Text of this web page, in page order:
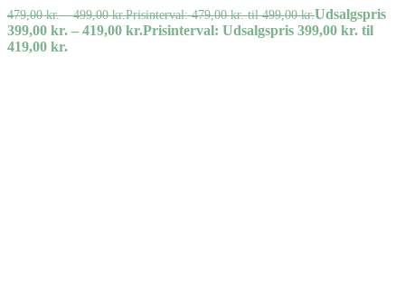
479,00kr. – 499,00kr.Prisinterval: 479,00 kr. til 499,00 kr.Udsalgspris
399,00 kr. – 419,00 kr.Prisinterval: Udsalgspris 399,00 kr. til
419,00 kr.